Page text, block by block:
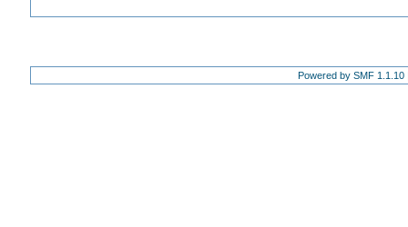
Powered by SMF 1.1.10